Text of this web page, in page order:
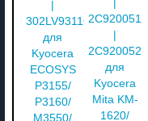
302LV93116
для
Kyocera
ECOSYS
P3155/
P3160/
M3550/
|
2C920051
|
2C920052
для
Kyocera
Mita KM-
1620/